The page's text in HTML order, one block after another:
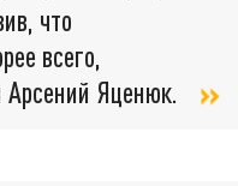
что
всего,
Яценюк.